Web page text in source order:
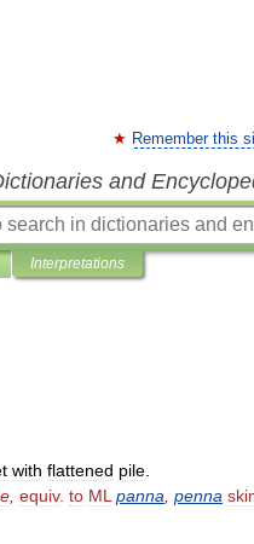
Remember this
and
Interpretations
with flattened pile
e equiv. to ML panna penna